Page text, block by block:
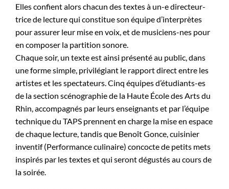
Elles confient alors chacun des textes à un-e directeur-
trice de lecture qui constitue son équipe d’interprètes
pour assurer leur mise en voix, et de musiciens-nes pour
en composer la partition sonore.
Chaque soir, un texte est ainsi présenté au public, dans
une forme simple, privilégiant le rapport direct entre les
artistes et les spectateurs. Cinq équipes d’étudiants-es
de la section scénographie de la Haute École des Arts du
Rhin, accompagnés par leurs enseignants et par l’équipe
technique du TAPS prennent en charge la mise en espace
de chaque lecture, tandis que Benoît Gonce, cuisinier
inventif (Performance culinaire) concocte de petits mets
inspirés par les textes et qui seront dégustés au cours de
la soirée.